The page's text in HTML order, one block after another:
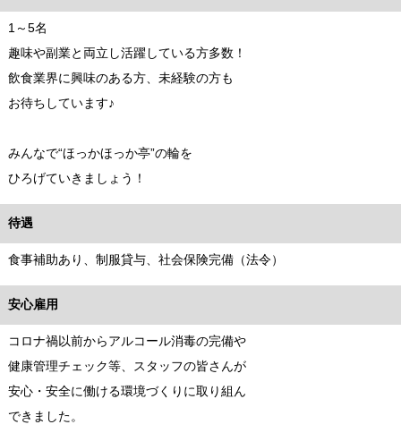
1～5名
趣味や副業と両立し活躍している方多数！
飲食業界に興味のある方、未経験の方も
お待ちしています♪
みんなで“ほっかほっか亭”の輪を
ひろげていきましょう！
待遇
食事補助あり、制服貸与、社会保険完備（法令）
安心雇用
コロナ禍以前からアルコール消毒の完備や
健康管理チェック等、スタッフの皆さんが
安心・安全に働ける環境づくりに取り組ん
できました。